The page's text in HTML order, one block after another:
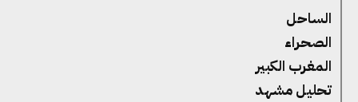
الساحل
الصحراء
المغرب الكبير
تحليل مشهد